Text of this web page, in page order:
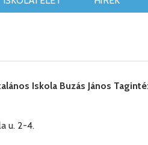
Iskola Buzás János
u. 2-4.